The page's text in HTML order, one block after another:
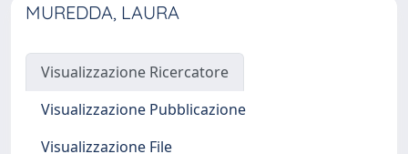
MUREDDA, LAURA
Visualizzazione Ricercatore
Visualizzazione Pubblicazione
Visualizzazione File